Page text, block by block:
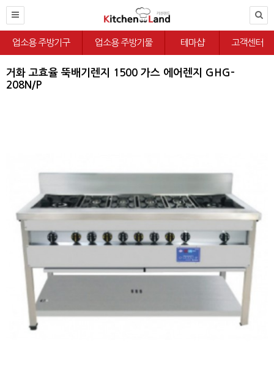
업소용 주방기구 업소용 주방기물 테마샵 고객센터
거화 고효율 뚝배기렌지 1500 가스 에어렌지 GHG-
208N/P